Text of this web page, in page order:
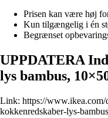
Prisen kan være høj
Kun tilgængelig i én
Begrænset
UPPDATERA
lys bambus,
Link: https://www.ikea.com/
kokkenredskaber-lys-